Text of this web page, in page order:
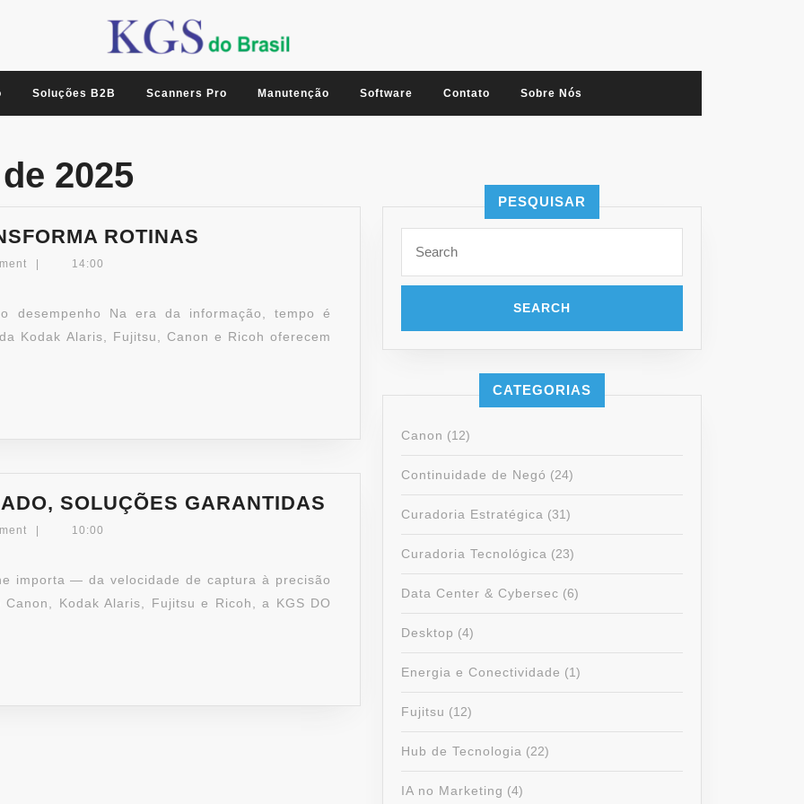
Soluções B2B Scanners Pro Manutenção Software Contato Sobre Nós
2025
ROTINAS
TRANSFORMA
ROTINAS
14:00
desempenho Na era da informação, tempo é
Kodak Alaris, Fujitsu, Canon e Ricoh oferecem
SOLUÇÕES GARANTIDAS
REVENDEDOR
AUTORIZADO,
GARANTIDAS
10:00
importa — da velocidade de captura à precisão
Kodak Alaris, Fujitsu e Ricoh, a KGS DO
PESQUISAR
for:
CATEGORIAS
Canon (12)
Continuidade de Negó (24)
Curadoria Estratégica (31)
Curadoria Tecnológica (23)
Data Center & Cybersec (6)
Desktop (4)
Energia e Conectividade (1)
Fujitsu (12)
Hub de Tecnologia (22)
IA no Marketing (4)